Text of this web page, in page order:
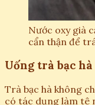
Nước oxy già
cẩn thận để
Uống trà bạc hà
Trà bạc hà không
có tác dụng làm tê